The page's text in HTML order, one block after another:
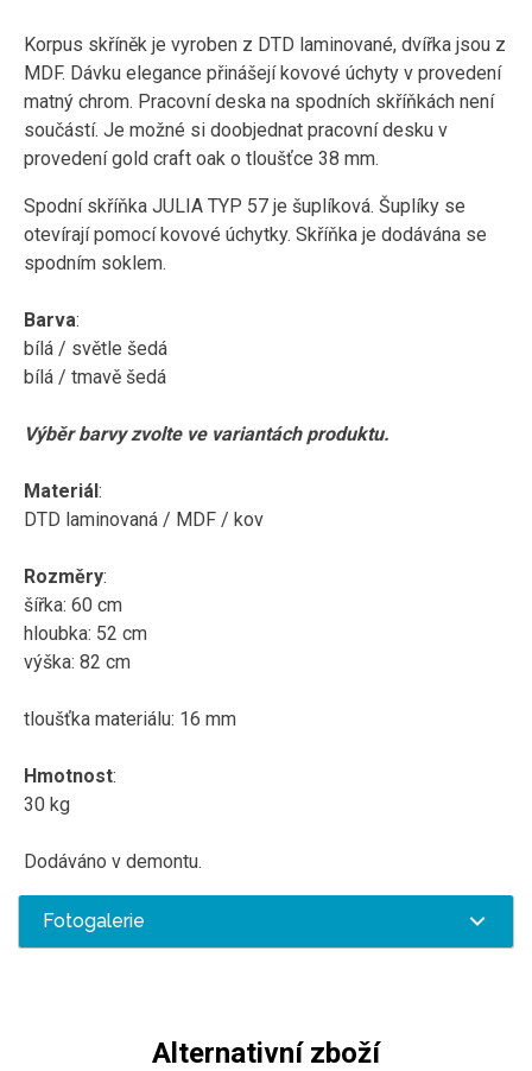
Korpus skříněk je vyroben z DTD laminované, dvířka jsou z
MDF. Dávku elegance přinášejí kovové úchyty v provedení
matný chrom. Pracovní deska na spodních skříňkách není
součástí. Je možné si doobjednat pracovní desku v
provedení gold craft oak o tloušťce 38 mm.
Spodní skříňka JULIA TYP 57 je šuplíková. Šuplíky se
otevírají pomocí kovové úchytky. Skříňka je dodávána se
spodním soklem.
Barva:
bílá / světle šedá
bílá / tmavě šedá
Výběr barvy zvolte ve variantách produktu.
Materiál:
DTD laminovaná / MDF / kov
Rozměry:
šířka: 60 cm
hloubka: 52 cm
výška: 82 cm
tloušťka materiálu: 16 mm
Hmotnost:
30 kg
Dodáváno v demontu.
Fotogalerie
Alternativní zboží